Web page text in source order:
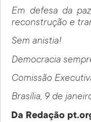
Em defesa da
reconstrução e
Sem anistia!
Democracia
Comissão
Brasília, 9 de
Da Redação